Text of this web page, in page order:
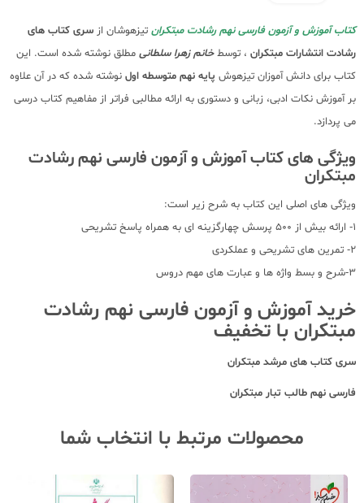
کتاب آموزش و آزمون فارسی نهم رشادت مبتکران تیزهوشان از سری کتاب های
رشادت انتشارات مبتکران ، توسطخانم زهرا سلطانی مطلق نوشته شده است. این
کتاب برای دانش آموزان تیزهوش پایه نهم متوسطه اول نوشته شده که در آن علاوه
بر آموزش نکات ادبی، زبانی و دستوری به ارائه مطالبی فراتر از مفاهیم کتاب درسی
می پردازد.
ویژگی های کتاب آموزش و آزمون فارسی نهم رشادت
مبتکران
ویژگی های اصلی این کتاب به شرح زیر است:
1- ارائه بیش از 500 پرسش چهارگزینه ای به همراه پاسخ تشریحی
2- تمرین های تشریحی و عملکردی
3-شرح و بسط واژه ها و عبارت های مهم دروس
خرید آموزش و آزمون فارسی نهم رشادت
مبتکران با تخفیف
سری کتاب های مرشد مبتکران
فارسی نهم طالب تبار مبتکران
محصولات مرتبط با انتخاب شما